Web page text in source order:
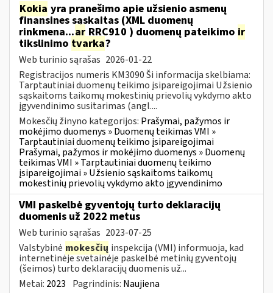
Kokia yra pranešimo apie užsienio asmenų
finansines sąskaitas (XML duomenų
rinkmena...ar RRC910 ) duomenų pateikimo ir
tikslinimo tvarka?
Web turinio sąrašas 2026-01-22
Registracijos numeris KM3090 Ši informacija skelbiama:
Tarptautiniai duomenų teikimo įsipareigojimai Užsienio
sąskaitoms taikomų mokestinių prievolių vykdymo akto
įgyvendinimo susitarimas (angl....
Mokesčių žinyno kategorijos: Prašymai, pažymos ir
mokėjimo duomenys » Duomenų teikimas VMI »
Tarptautiniai duomenų teikimo įsipareigojimai
Prašymai, pažymos ir mokėjimo duomenys » Duomenų
teikimas VMI » Tarptautiniai duomenų teikimo
įsipareigojimai » Užsienio sąskaitoms taikomų
mokestinių prievolių vykdymo akto įgyvendinimo
VMI paskelbė gyventojų turto deklaracijų
duomenis už 2022 metus
Web turinio sąrašas 2023-07-25
Valstybinė mokesčių inspekcija (VMI) informuoja, kad
internetinėje svetainėje paskelbė metinių gyventojų
(šeimos) turto deklaracijų duomenis už...
Metai: 2023 Pagrindinis: Naujiena